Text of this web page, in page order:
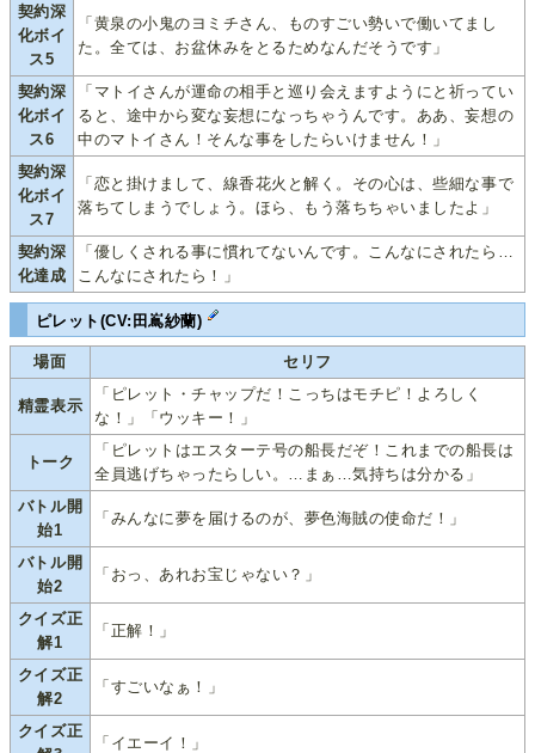
契約深
化ボイ
ス5
「黄泉の小鬼のヨミチさん、ものすごい勢いで働いてまし
た。全ては、お盆休みをとるためなんだそうです」
契約深
化ボイ
ス6
「マトイさんが運命の相手と巡り会えますようにと祈ってい
ると、途中から変な妄想になっちゃうんです。ああ、妄想の
中のマトイさん！そんな事をしたらいけません！」
契約深
化ボイ
ス7
「恋と掛けまして、線香花火と解く。その心は、些細な事で
落ちてしまうでしょう。ほら、もう落ちちゃいましたよ」
契約深
化達成
「優しくされる事に慣れてないんです。こんなにされたら…
こんなにされたら！」
ピレット(CV:田嶌紗蘭)
場面 セリフ
精霊表示
「ピレット・チャップだ！こっちはモチピ！よろしく
な！」「ウッキー！」
トーク
「ピレットはエスターテ号の船長だぞ！これまでの船長は
全員逃げちゃったらしい。…まぁ…気持ちは分かる」
バトル開
始1
「みんなに夢を届けるのが、夢色海賊の使命だ！」
バトル開
始2
「おっ、あれお宝じゃない？」
クイズ正
解1
「正解！」
クイズ正
解2
「すごいなぁ！」
クイズ正
「イエーイ！」